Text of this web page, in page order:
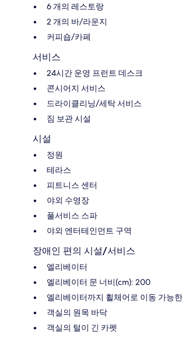
6 개의 레스토랑
2 개의 바/라운지
커피숍/카페
서비스
24시간 운영 프런트 데스크
콘시어지 서비스
드라이클리닝/세탁 서비스
짐 보관 시설
시설
정원
테라스
피트니스 센터
야외 수영장
풀서비스 스파
야외 엔터테인먼트 구역
장애인 편의 시설/서비스
엘리베이터
엘리베이터 문 너비(cm): 200
엘리베이터까지 휠체어로 이동 가능
객실의 원목 바닥
객실의 털이 긴 카펫